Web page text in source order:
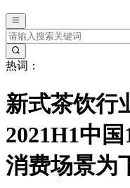
热词：
新式茶饮行
2021H1中
消费场景为